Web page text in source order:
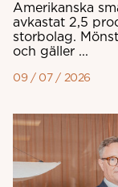
Amerikanska
avkastat 2,5
storbolag.
och gäller ...
09 / 07 / 2026